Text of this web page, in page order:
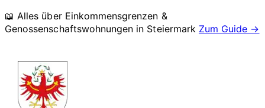
📖 Alles über Einkommensgrenzen &
Genossenschaftswohnungen in Steiermark Zum Guide →